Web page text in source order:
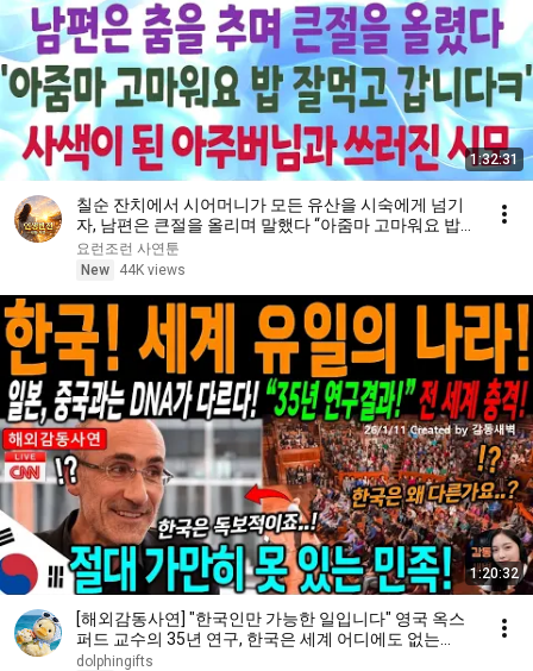
1:32:31
칠순 잔치에서 시어머니가 모든 유산을 시숙에게 넘기
자, 남편은 큰절을 올리며 말했다 “아줌마 고마워요 밥
잘먹고 갑니다ㅋ” 그 말에 시어머니는 쓰러졌다
요런조런 사연툰
New
44K views
1:20:32
[해외감동사연] "한국인만 가능한 일입니다" 영국 옥스
퍼드 교수의 35년 연구, 한국은 세계 어디에도 없는
DNA를 가진 민족이다
dolphingifts